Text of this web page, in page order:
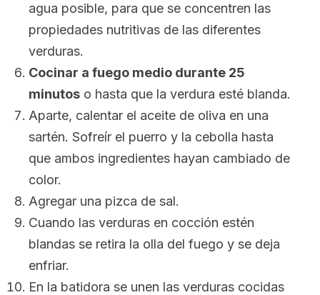
agua posible, para que se concentren las
propiedades nutritivas de las diferentes
verduras.
Cocinar a fuego medio durante 25
minutos o hasta que la verdura esté blanda.
Aparte, calentar el aceite de oliva en una
sartén. Sofreír el puerro y la cebolla hasta
que ambos ingredientes hayan cambiado de
color.
Agregar una pizca de sal.
Cuando las verduras en cocción estén
blandas se retira la olla del fuego y se deja
enfriar.
En la batidora se unen las verduras cocidas